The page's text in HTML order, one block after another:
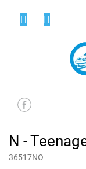
N -
36517NO